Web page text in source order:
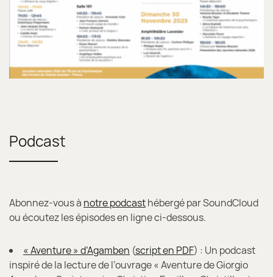
Podcast
Abonnez-vous à notre podcasthébergé par SoundCloud
ou écoutez les épisodes en ligne ci-dessous.
« Aventure » d’Agamben (script en PDF) : Un podcast
inspiré de la lecture de l’ouvrage « Aventure de Giorgio